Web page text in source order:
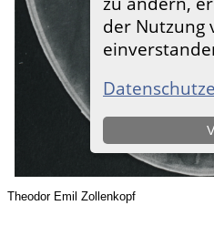
Theodor Emil Zollenkopf